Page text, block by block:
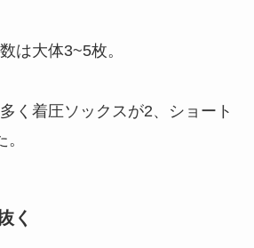
は大体3~5枚。
く着圧ソックスが2、ショート
く